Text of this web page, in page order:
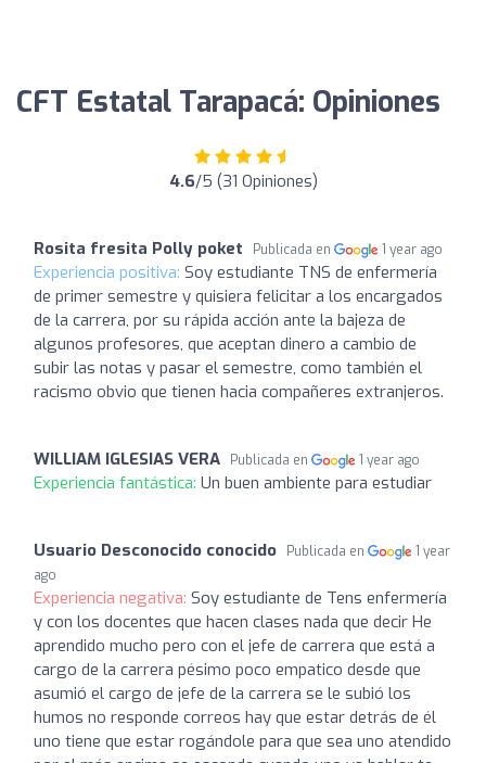
CFT Estatal Tarapacá: Opiniones
4.6/5 (31 Opiniones)
Rosita fresita Polly poket Publicada en 1 year ago
Experiencia positiva: Soy estudiante TNS de enfermería
de primer semestre y quisiera felicitar a los encargados
de la carrera, por su rápida acción ante la bajeza de
algunos profesores, que aceptan dinero a cambio de
subir las notas y pasar el semestre, como también el
racismo obvio que tienen hacia compañeres extranjeros.
WILLIAM IGLESIAS VERA Publicada en 1 year ago
Experiencia fantástica: Un buen ambiente para estudiar
Usuario Desconocido conocido Publicada en
1 year
ago
Experiencia negativa: Soy estudiante de Tens enfermería
y con los docentes que hacen clases nada que decir He
aprendido mucho pero con el jefe de carrera que está a
cargo de la carrera pésimo poco empatico desde que
asumió el cargo de jefe de la carrera se le subió los
humos no responde correos hay que estar detrás de él
uno tiene que estar rogándole para que sea uno atendido